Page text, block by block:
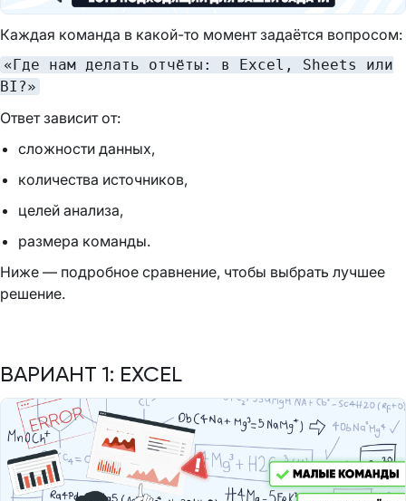
Каждая команда в какой-то момент задаётся вопросом:
«Где нам делать отчёты: в Excel, Sheets или
BI?»
Ответ зависит от:
сложности данных,
количества источников,
целей анализа,
размера команды.
Ниже — подробное сравнение, чтобы выбрать лучшее
решение.
ВАРИАНТ 1: EXCEL